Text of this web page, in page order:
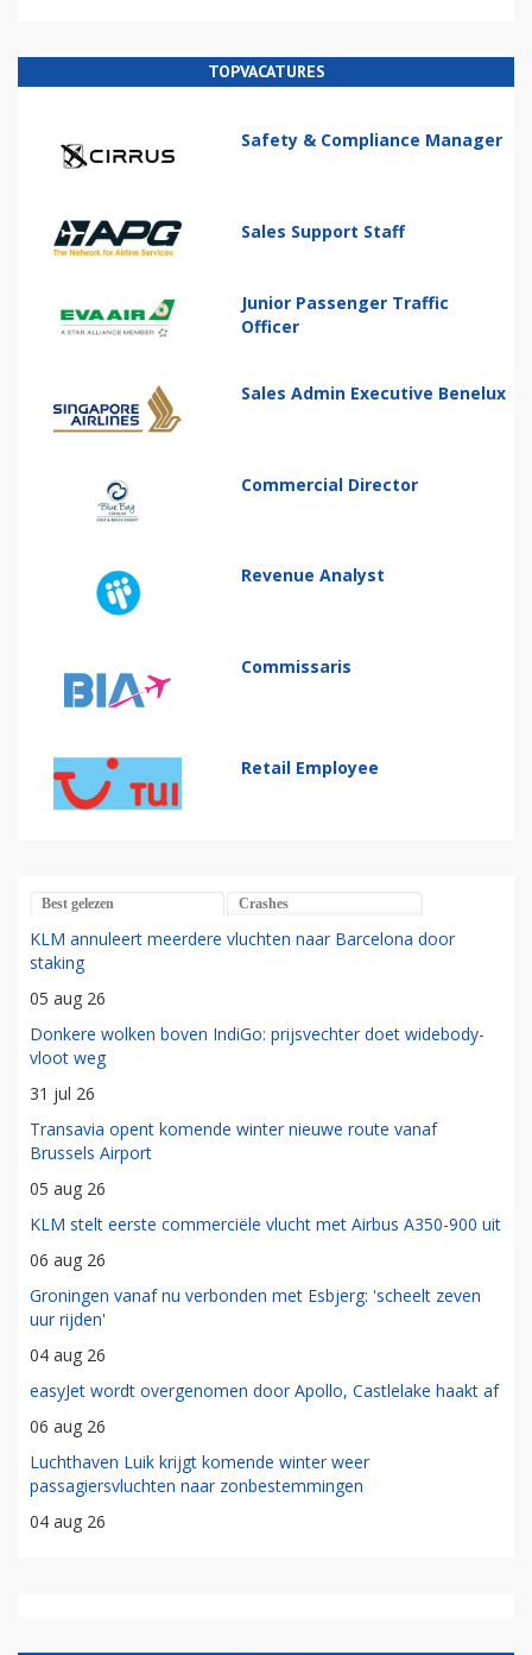
TOPVACATURES
Safety & Compliance Manager
Sales Support Staff
Junior Passenger Traffic
Officer
Sales Admin Executive Benelux
Commercial Director
Revenue Analyst
Commissaris
Retail Employee
Best gelezen Crashes
KLM annuleert meerdere vluchten naar Barcelona door
staking
05 aug 26
Donkere wolken boven IndiGo: prijsvechter doet widebody-
vloot weg
31 jul 26
Transavia opent komende winter nieuwe route vanaf
Brussels Airport
05 aug 26
KLM stelt eerste commerciële vlucht met Airbus A350-900 uit
06 aug 26
Groningen vanaf nu verbonden met Esbjerg: 'scheelt zeven
uur rijden'
04 aug 26
easyJet wordt overgenomen door Apollo, Castlelake haakt af
06 aug 26
Luchthaven Luik krijgt komende winter weer
passagiersvluchten naar zonbestemmingen
04 aug 26